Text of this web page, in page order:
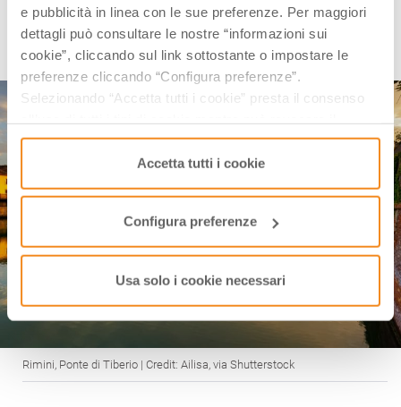
e pubblicità in linea con le sue preferenze. Per maggiori
dettagli può consultare le nostre “informazioni sui
cookie”, cliccando sul link sottostante o impostare le
preferenze cliccando “Configura preferenze”.
Selezionando “Accetta tutti i cookie” presta il consenso
consenso cliccando su “Usa solo i cookie necessari” e
saranno attivati i soli cookie tecnici necessari al corretto
funzionamento del sito.
Accetta tutti i cookie
Configura preferenze
Usa solo i cookie necessari
Prima di ripartire, da non perdere anche una
passeggiata nei pressi del vicinoPonte di Tiberio
della scenograficaPiazza sull’Acqua .
Rimini, Ponte di Tiberio | Credit: Ailisa, via Shutterstock